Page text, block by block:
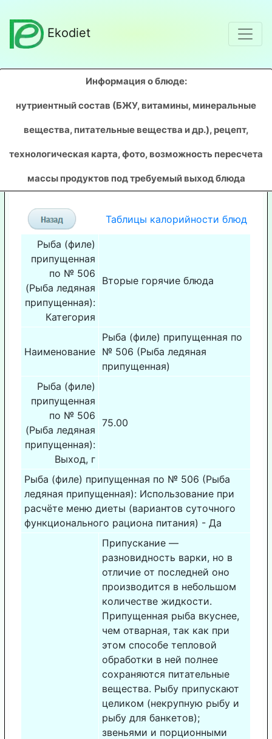
Ekodiet
Информация о блюде:
нутриентный состав (БЖУ, витамины, минеральные
вещества, питательные вещества и др.), рецепт,
технологическая карта, фото, возможность пересчета
массы продуктов под требуемый выход блюда
Таблицы калорийности блюд
Рыба (филе)
припущенная
по № 506
(Рыба ледяная
припущенная):
Категория
Вторые горячие блюда
Наименование
Рыба (филе) припущенная по
№ 506 (Рыба ледяная
припущенная)
Рыба (филе)
припущенная
по № 506
(Рыба ледяная
припущенная):
Выход, г
75.00
Рыба (филе) припущенная по № 506 (Рыба
ледяная припущенная): Использование при
расчёте меню диеты (вариантов суточного
функционального рациона питания) - Да
Припускание —
разновидность варки, но в
отличие от последней оно
производится в небольшом
количестве жидкости.
Припущенная рыба вкуснее,
чем отварная, так как при
этом способе тепловой
обработки в ней полнее
сохраняются питательные
вещества. Рыбу припускают
целиком (некрупную рыбу и
рыбу для банкетов);
звеньями и порционными